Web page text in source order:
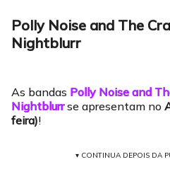
Polly Noise and The
Nightblurr
As bandas Polly Noise and
Nightblurrse apresentam no
feira)!
▾ CONTINUA DEPOIS DA